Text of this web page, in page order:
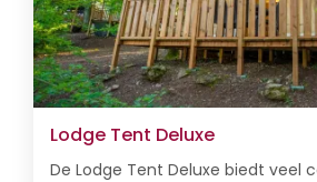
Lodge Tent Deluxe
De Lodge Tent Deluxe biedt veel